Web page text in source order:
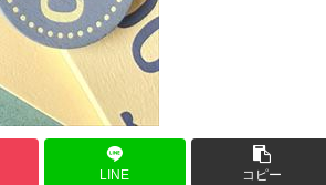
LINE コピー